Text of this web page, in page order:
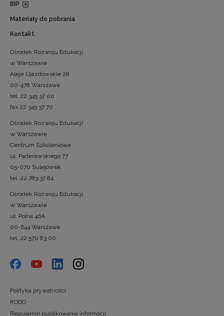
BIP
Materiały do pobrania
Kontakt
Ośrodek Rozwoju Edukacji
w Warszawie
Aleje Ujazdowskie 28
00-478 Warszawa
tel. 22 345 37 00
fax 22 345 37 70
Ośrodek Rozwoju Edukacji
w Warszawie
Centrum Szkoleniowe
ul. Paderewskiego 77
05-070 Sulejówek
tel. 22 783 37 84
Ośrodek Rozwoju Edukacji
w Warszawie
ul. Polna 46A
00-644 Warszawa
tel. 22 570 83 00
Polityka prywatności
RODO
Regulamin publikowania informacji